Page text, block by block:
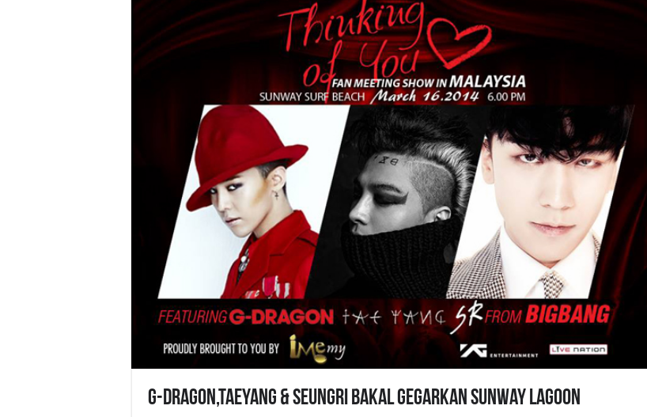
G-Dragon,Taeyang & Seungri Bakal Gegarkan Sunway Lagoon